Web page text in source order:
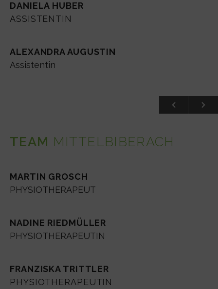
DANIELA HUBER
ASSISTENTIN
ALEXANDRA AUGUSTIN
Assistentin
TEAM MITTELBIBERACH
MARTIN GROSCH
PHYSIOTHERAPEUT
NADINE RIEDMÜLLER
PHYSIOTHERAPEUTIN
FRANZISKA TRITTLER
PHYSIOTHERAPEUTIN